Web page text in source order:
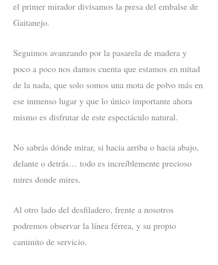
el primer mirador divisamos la presa del embalse de
Gaitanejo.
Seguimos avanzando por la pasarela de madera y
poco a poco nos damos cuenta que estamos en mitad
de la nada, que solo somos una mota de polvo más en
ese inmenso lugar y que lo único importante ahora
mismo es disfrutar de este espectáculo natural.
No sabrás dónde mirar, si hacia arriba o hacia abajo,
delante o detrás… todo es increíblemente precioso
mires donde mires.
Al otro lado del desfiladero, frente a nosotros
podremos observar la línea férrea, y su propio
caminito de servicio.